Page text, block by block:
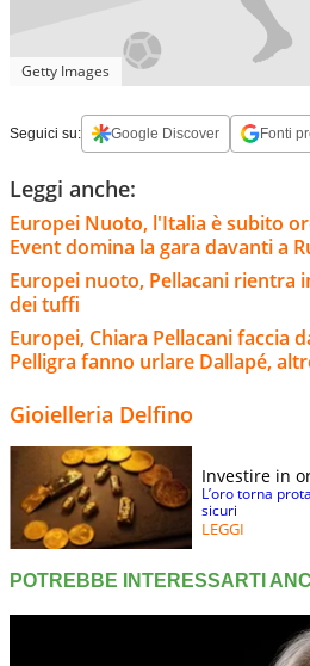
Getty Images
Seguici su: Google Discover Fonti
Leggi anche:
Europei Nuoto, l'Italia è subito
Event domina la gara davanti a
Europei nuoto, Pellacani rientra
dei tuffi
Europei, Chiara Pellacani faccia
Pelligra fanno urlare Dallapé,
Gioielleria Delfino
Investire in
L’oro torna
sicuri
LEGGI